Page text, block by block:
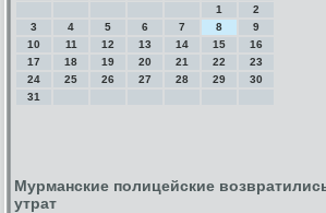
1
2
3
4 5 6 7 8
9
10
11 12 13 14 15
16
17
18 19 20 21 22
23
24
25 26 27 28 29
30
31
Мурманские полицейские
утрат